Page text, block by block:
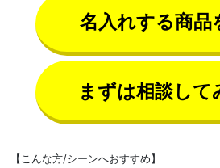
名入れする商
まずは相談し
【こんな方/シーンへおすすめ】